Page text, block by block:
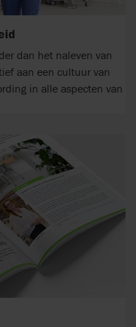
dan het naleven van
aan een cultuur van
in alle aspecten van